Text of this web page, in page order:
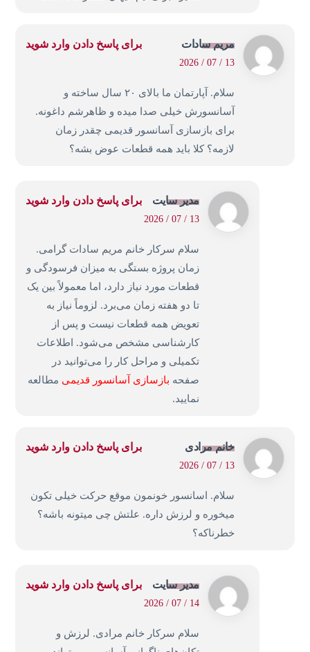
مریم سادات
13 / 07 / 2026
سلام. آپارتمان ما بالای ۲۰ سال ساخته و
آسانسورش خیلی صدا میده و ظاهرشم داغونه.
برای بازسازی آسانسور قدیمی چقدر زمان
لازمه؟ کلا باید همه قطعات عوض بشه؟
برای پاسخ دادن وارد شوید
مدیر سایت
13 / 07 / 2026
سلام سرکار خانم مریم سادات گرامی.
زمان پروژه بستگی به میزان فرسودگی و
قطعات مورد نیاز دارد، اما معمولاً بین یک
تا دو هفته زمان می‌برد. لزوماً نیاز به
تعویض همه قطعات نیست و پس از
کارشناسی مشخص می‌شود. اطلاعات
تکمیلی و مراحل کار را می‌توانید در
صفحه بازسازی آسانسور قدیمی مطالعه
نمایید.
برای پاسخ دادن وارد شوید
خانم مرادی
13 / 07 / 2026
سلام. اسانسور خونمون موقع حرکت خیلی تکون
میخوره و لرزش داره. علتش چی میتونه باشه؟
خطرناکه؟
برای پاسخ دادن وارد شوید
مدیر سایت
14 / 07 / 2026
سلام سرکار خانم مرادی. لرزش و
برای پاسخ دادن وارد شوید